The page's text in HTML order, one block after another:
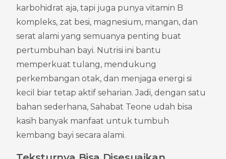
karbohidrat aja, tapi juga punya vitamin B
kompleks, zat besi, magnesium, mangan, dan
serat alami yang semuanya penting buat
pertumbuhan bayi. Nutrisi ini bantu
memperkuat tulang, mendukung
perkembangan otak, dan menjaga energi si
kecil biar tetap aktif seharian. Jadi, dengan satu
bahan sederhana, Sahabat Teone udah bisa
kasih banyak manfaat untuk tumbuh
kembang bayi secara alami.